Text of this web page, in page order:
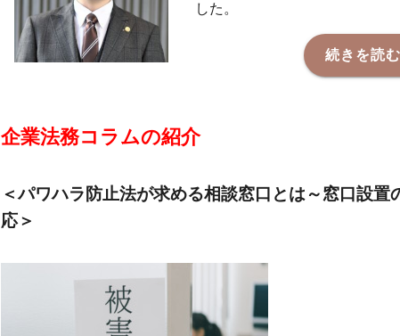
した。
続きを読む
企業法務コラムの紹介
＜パワハラ防止法が求める相談窓口とは～窓口設置
応＞